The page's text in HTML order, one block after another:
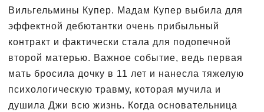
Вильгельмины Купер. Мадам Купер выбила для
эффектной дебютантки очень прибыльный
контракт и фактически стала для подопечной
второй матерью. Важное событие, ведь первая
мать бросила дочку в 11 лет и нанесла тяжелую
психологическую травму, которая мучила и
душила Джи всю жизнь. Когда основательница